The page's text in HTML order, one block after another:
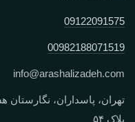
09122091575
00982188071519
info@arashalizadeh.com
تهران، پاسداران،
پلاک ۵۴